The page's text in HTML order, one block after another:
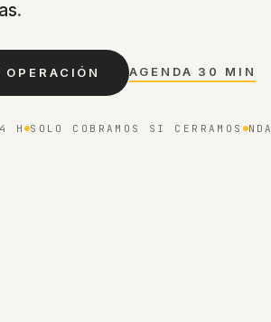
.
AGENDA 30 MIN
H SOLO COBRAMOS SI CERRAMOS